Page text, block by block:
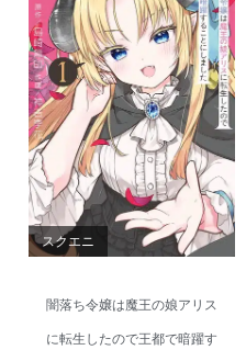
スクエニ
闇落ち令嬢は魔王の娘アリス
に転生したので王都で暗躍す